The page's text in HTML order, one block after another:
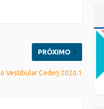
PRÓXIMO
Vestibular Cederj 2020.1